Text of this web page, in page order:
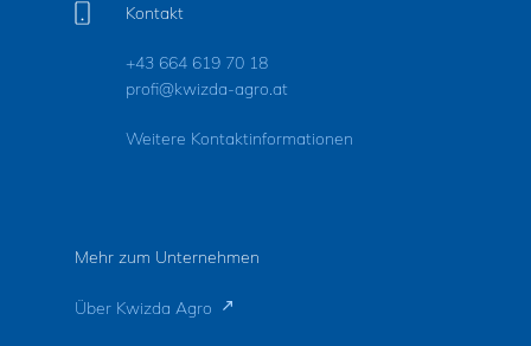
Kontakt
+43 664 619 70 18
profi@kwizda-agro.at
Weitere Kontaktinformationen
Mehr zum Unternehmen
Über Kwizda Agro